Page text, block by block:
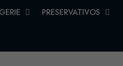
PRESERVATIVOS